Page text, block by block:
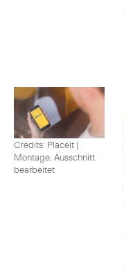
Credits: Placeit |
Montage, Ausschnitt
bearbeitet